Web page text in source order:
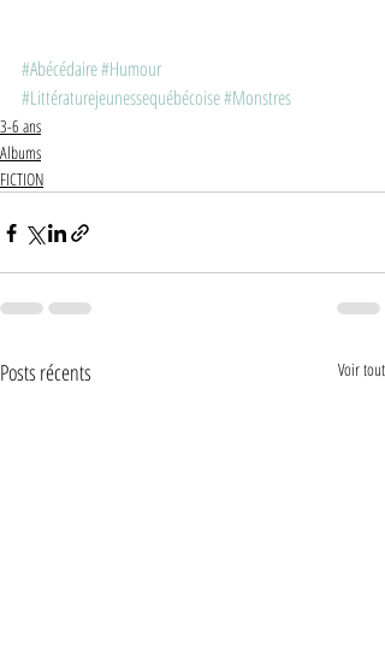
#Abécédaire#Humour
#Littératurejeunessequébécoise#Monstres
3-6 ans
Albums
FICTION
Posts récents Voir tout